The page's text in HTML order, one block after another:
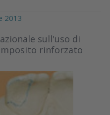
2013
sull'uso di
rinforzato